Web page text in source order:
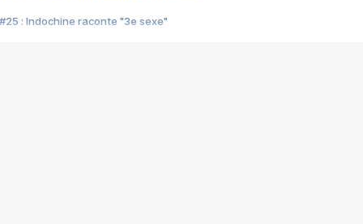
#25 : Indochine raconte "3e sexe"